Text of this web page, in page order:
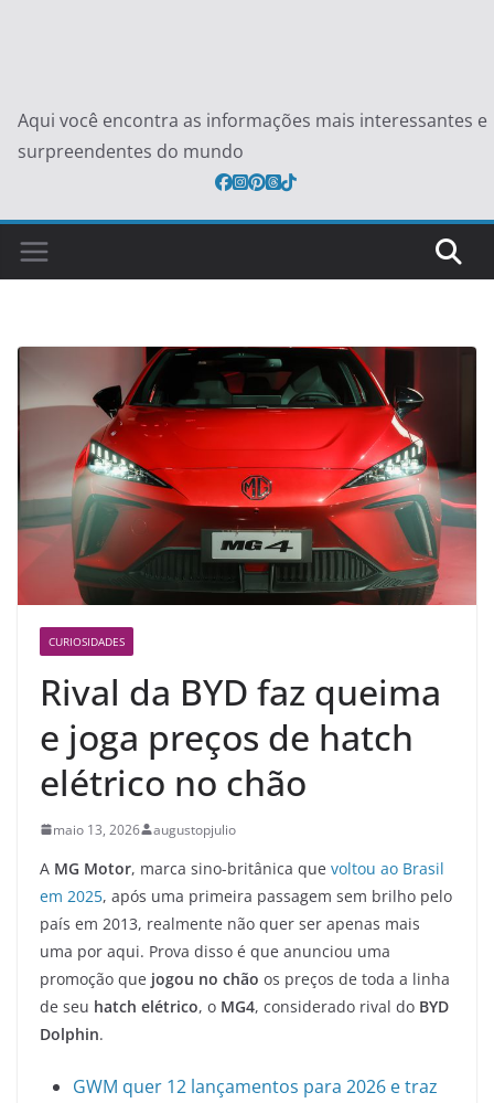
Aqui você encontra as informações mais interessantes e
surpreendentes do mundo
CURIOSIDADES
Rival da BYD faz queima
e joga preços de hatch
elétrico no chão
maio 13, 2026 augustopjulio
A MG Motor, marca sino-britânica que voltou ao Brasil
em 2025, após uma primeira passagem sem brilho pelo
país em 2013, realmente não quer ser apenas mais
uma por aqui. Prova disso é que anunciou uma
promoção que jogou no chão os preços de toda a linha
de seu hatch elétrico, o MG4, considerado rival do BYD
Dolphin.
GWM quer 12 lançamentos para 2026 e traz